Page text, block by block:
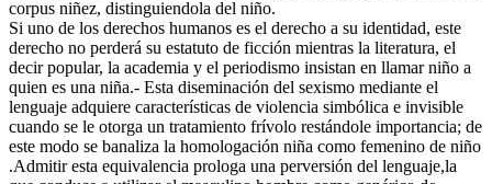
corpus niñez, distinguiendola del niño.
Si uno de los derechos humanos es el derecho a su identidad, este
derecho no perderá su estatuto de ficción mientras la literatura, el
decir popular, la academia y el periodismo insistan en llamar niño a
quien es una niña.- Esta diseminación del sexismo mediante el
lenguaje adquiere características de violencia simbólica e invisible
cuando se le otorga un tratamiento frívolo restándole importancia; de
este modo se banaliza la homologación niña como femenino de niño
.Admitir esta equivalencia prologa una perversión del lenguaje,la